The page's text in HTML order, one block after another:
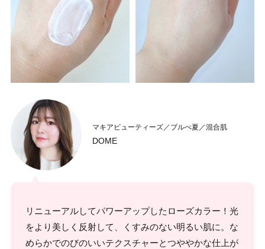
マキアビューティーズ／ブルべ夏／混合肌
DOME
リニューアルしてパワーアップしたローズカラー！光
をより美しく反射して、くすみのない明るい肌に。な
めらかでのびのいいテクスチャーとつややかな仕上が